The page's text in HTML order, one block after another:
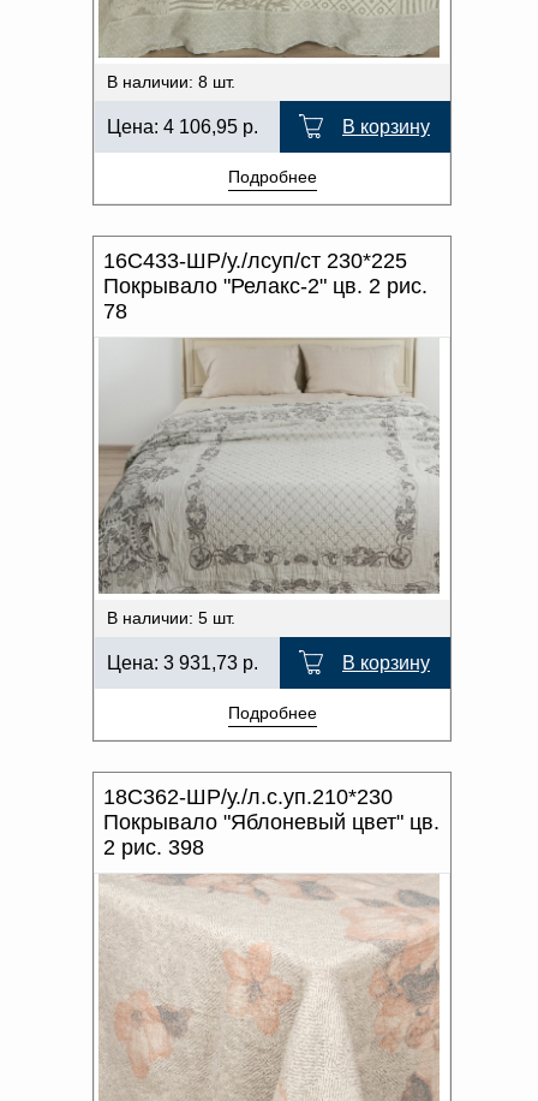
В наличии: 8 шт.
Цена: 4 106,95 р. В корзину
Подробнее
16С433-ШР/у./лсуп/ст 230*225
Покрывало "Релакс-2" цв. 2 рис.
78
В наличии: 5 шт.
Цена: 3 931,73 р. В корзину
Подробнее
18С362-ШР/у./л.с.уп.210*230
Покрывало "Яблоневый цвет" цв.
2 рис. 398